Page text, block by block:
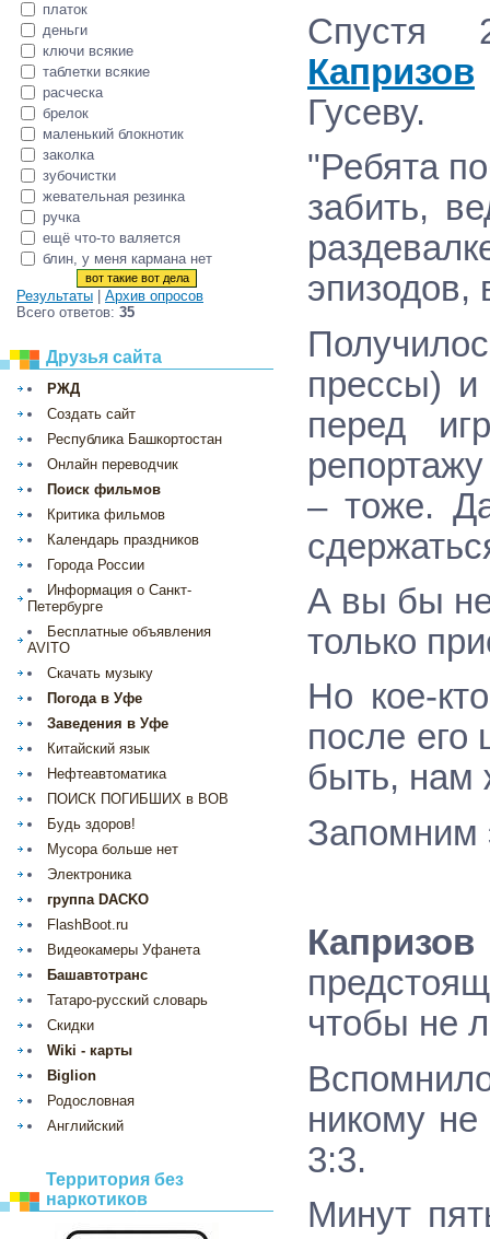
платок
деньги
ключи всякие
таблетки всякие
расческа
брелок
маленький блокнотик
заколка
зубочистки
жевательная резинка
ручка
ещё что-то валяется
блин, у меня кармана нет
Результаты
Архив опросов
Всего ответов: 35
Друзья сайта
РЖД
Создать сайт
Республика Башкортостан
Онлайн переводчик
Поиск фильмов
Критика фильмов
Календарь праздников
Города России
Информация о Санкт-
Петербурге
Бесплатные объявления
AVITO
Скачать музыку
Погода в Уфе
Заведения в Уфе
Китайский язык
Нефтеавтоматика
ПОИСК ПОГИБШИХ в ВОВ
Будь здоров!
Мусора больше нет
Электроника
группа DACKO
FlashBoot.ru
Видеокамеры Уфанета
Башавтотранс
Татаро-русский словарь
Скидки
Wiki - карты
Biglion
Родословная
Английский
Территория без
наркотиков
Спустя
Капризов
Гусеву.
"Ребята
забить,
эпизодов,
прессы) и
перед
– тоже.
А вы бы не
только
Но кое-
после его
быть, нам
Запомним
Капризов
чтобы не
никому
3:3.
Минут